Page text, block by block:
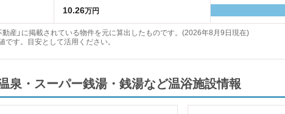
10.26万円
産」に掲載されている物件を元に算出したものです。(2026年8月9日現在)
す。目安として活用ください。
泉・スーパー銭湯・銭湯など温浴施設情報